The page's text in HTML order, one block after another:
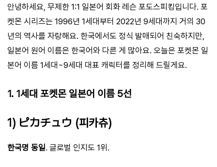
안녕하세요, 무제한 1:1 일본어 회화 레슨 포도스피킹입니다. 포
켓몬 시리즈는 1996년 1세대부터 2022년 9세대까지 거의 30
년의 역사를 자랑해요. 한국에서도 정식 발매되어 친숙하지만,
일본어 원어 이름은 한국어와 다른 게 많아요. 오늘은 포켓몬 일
본어 이름 1세대~9세대 대표 캐릭터를 정리해 드릴게요.
1. 1세대 포켓몬 일본어 이름 5선
1) ピカチュウ (피카츄)
한국명 동일. 글로벌 인지도 1위.